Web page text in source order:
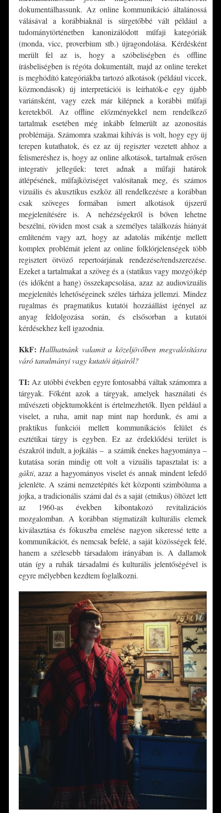
dokumentálhassunk. Az online kommunikáció általánossá
válásával a korábbiaknál is sürgetőbbé vált például a
tudománytörténetben kanonizálódott műfaji kategóriák
(monda, vicc, proverbium stb.) újragondolása. Kérdésként
merült fel az is, hogy a szóbeliségben és offline
írásbeliségben is régóta dokumentált, majd az online tereket
is meghódító kategóriákba tartozó alkotások (például viccek,
közmondások) új interpretációi is leírhatók-e egy újabb
variánsként, vagy ezek már kilépnek a korábbi műfaji
keretekből. Az offline előzményekkel nem rendelkező
tartalmak esetében még inkább felmerült az azonosítás
problémája. Számomra szakmai kihívás is volt, hogy egy új
terepen kutathatok, és ez az új regiszter vezetett ahhoz a
felismeréshez is, hogy az online alkotások, tartalmak erősen
integratív jellegűek: teret adnak a műfaji határok
átlépésének, műfajköziséget valósítanak meg, és számos
vizuális és akusztikus eszköz áll rendelkezésre a korábban
csak szöveges formában ismert alkotások újszerű
megjelenítésére is. A nehézségekről is bőven lehetne
beszélni, röviden most csak a személyes találkozás hiányát
említeném vagy azt, hogy az adatolás mikéntje mellett
komplex problémát jelent az online folklórjelenségek több
regisztert ötvöző repertoárjának rendezése/rendszerezése.
Ezeket a tartalmakat a szöveg és a (statikus vagy mozgó)kép
(és időként a hang) összekapcsolása, azaz az audiovizuális
megjelenítés lehetőségeinek széles tárháza jellemzi. Mindez
rugalmas és pragmatikus kutatói hozzáállást igényel az
anyag feldolgozása során, és elsősorban a kutatói
kérdésekhez kell igazodnia.
KkF: Hallhatnánk valamit a közeljövőben megvalósításra
váró tanulmányi vagy kutatói útjairól?
TI:Az utóbbi években egyre fontosabbá váltak számomra a
tárgyak. Főként azok a tárgyak, amelyek használati és
művészeti objektumokként is értelmezhetők. Ilyen például a
viselet, a ruha, amit nap mint nap hordunk, és ami a
praktikus funkciói mellett kommunikációs felület és
esztétikai tárgy is egyben. Ez az érdeklődési terület is
északról indult, a jojkálás – a számik énekes hagyománya –
kutatása során mindig ott volt a vizuális tapasztalat is: a
gákti, azaz a hagyományos viselet és annak mindent lefedő
jelenléte. A számi nemzetépítés két központi szimbóluma a
jojka, a tradicionális számi dal és a saját (etnikus) öltözet lett
az 1960-as években kibontakozó revitalizációs
mozgalomban. A korábban stigmatizált kulturális elemek
kiválasztása és fókuszba emelése nagyon sikeressé tette a
kommunikációt, és nemcsak befelé, a saját közösségek felé,
hanem a szélesebb társadalom irányában is. A dallamok
után így a ruhák társadalmi és kulturális jelentőségével is
egyre mélyebben kezdtem foglalkozni.